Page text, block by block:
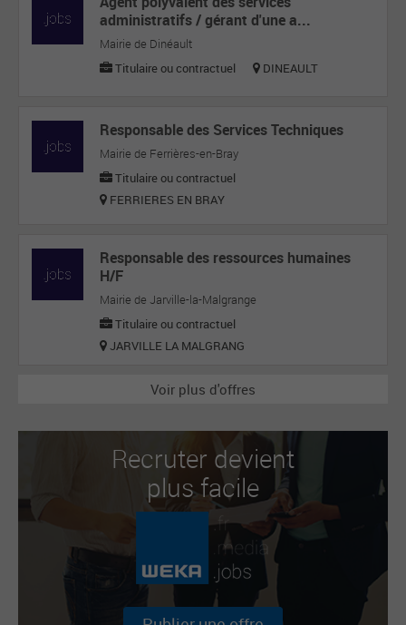
administratifs / gérant d'une a...
Mairie de Dinéault
Titulaire ou contractuel
DINEAULT
Responsable des Services Techniques
Mairie de Ferrières-en-Bray
Titulaire ou contractuel
FERRIERES EN BRAY
Responsable des ressources humaines
H/F
Mairie de Jarville-la-Malgrange
Titulaire ou contractuel
JARVILLE LA MALGRANG
Voir plus d'offres
Recruter devient
plus facile